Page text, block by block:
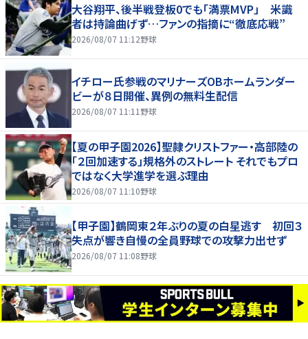
大谷翔平、後半戦登板0でも「満票MVP」 米識
者は持論曲げず…ファンの指摘に“徹底応戦”
2026/08/07 11:12野球
イチロー氏参戦のマリナーズOBホームランダー
ビーが８日開催、異例の無料生配信
2026/08/07 11:11野球
【夏の甲子園2026】聖隷クリストファー・高部陸の
「２回加速する」規格外のストレート それでもプロ
ではなく大学進学を選ぶ理由
2026/08/07 11:10野球
【甲子園】鶴岡東２年ぶりの夏の白星逃す 初回３
失点が響き自慢の全員野球での攻撃力出せず
2026/08/07 11:08野球